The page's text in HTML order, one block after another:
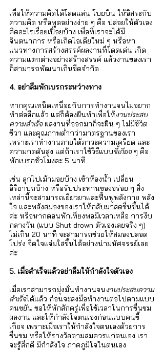
เพื่อให้ความคิดได้โลดแล่น โบยบิน ให้อิสระกับ
ความคิด หรือพูดอย่างง่าย ๆ คือ ปล่อยให้ตัวเอง
คิดอะไรเรื่อยเปื่อยบ้าง เพื่อที่เราจะได้มี
จินตนาการ หรือเกิดไอเดียใหม่ ๆ หรือหา
แนวทางการสร้างสรรค์ผลงานที่โดดเด่น เกิด
ความแตกต่างอย่างสร้างสรรค์ แล้วงานของเรา
ก็สามารถพัฒนาเกินขีดจำกัด
4. อย่าลืมพักเบรกระหว่างทาง
หากคุณเหน็ดเหนื่อยกับการทำงานจนไม่อยาก
ทำต่ออีกแล้ว แต่ก็ต้องฝืนทำเพื่อให้งานประสบ
ความสำเร็จ ผลงานที่ออกมาก็จะฝืน ๆ ไม่มีชีวิต
ชีวา และคุณภาพต่ำกว่ามาตรฐานของเรา
เพราะเราทำงานภายใต้ภาวะความเครียด และ
ความกดดันสูง แต่ถ้าเราใช้วิธีแบบขี้เกียจ ๆ คือ
พักเบรกชั่วโมงละ 5 นาที
เช่น ลุกไปเม้ามอยบ้าง เข้าห้องน้ำ เปลี่ยน
อิริยาบถบ้าง หรือรับประทานของอร่อย ๆ สิ่ง
เหล่านี้จะสามารถเยียวยาและฟื้นฟูพลังกาย พลัง
ใจ และพลังสมองของเราให้กลับมาสดชื่นขึ้นได้
ค่ะ หรือหากตอนพักเที่ยงพอมีเวลาเหลือ การงีบ
กลางวัน (แบบ Shut drown ตัวเองเลยจริง ๆ)
ไม่เกิน 20 นาที จะสามารถช่วยให้สมองปลอด
โปร่ง จิตใจแจ่มใสขึ้นได้อย่างน่ามหัศจรรย์เลย
ค่ะ
5. เมื่อสำเร็จแล้วอย่าลืมให้กำลังใจตัวเอง
เมื่อเราสามารถมุ่งมั่นทำงานจนงานประสบความ
สำเร็จได้แล้ว ก่อนจะลงมือทำงานต่อไปตามแบบ
คนขยัน ขอให้พักสักครู่เพื่อใช้เวลาในการชื่นชม
ผลงาน และให้กำลังใจตนเองก่อนแบบคนขี้
เกียจ เพราะเมื่อเราให้กำลังใจตนเองด้วยการ
ชื่นชม หรือให้รางวัลตามสมควรแก่ตนเอง เรา
จะรู้สึกดี มีกำลังใจ ภาคภูมิใจในตนเอง